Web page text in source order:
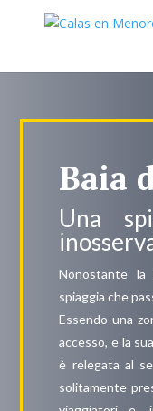
Baia
Una
Nonostante la
spiaggia che
Essendo una
accesso, e la
è relegata al
solitamente